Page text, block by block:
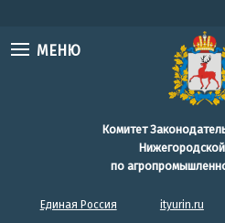
МЕНЮ
Комитет
по
Единая Россия ityurin.ru